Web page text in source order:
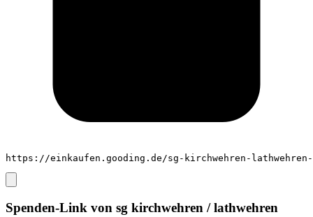
https://einkaufen.gooding.de/sg-kirchwehren-lathwehren-
Spenden-Link von sg kirchwehren / lathwehren